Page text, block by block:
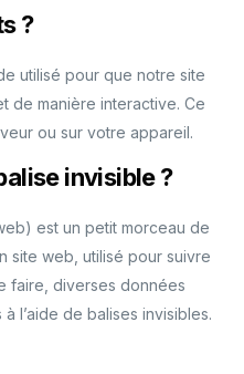
?
utilisé pour que notre site
de manière interactive. Ce
ou sur votre appareil.
invisible ?
est un petit morceau de
site web, utilisé pour suivre
faire, diverses données
l’aide de balises invisibles.